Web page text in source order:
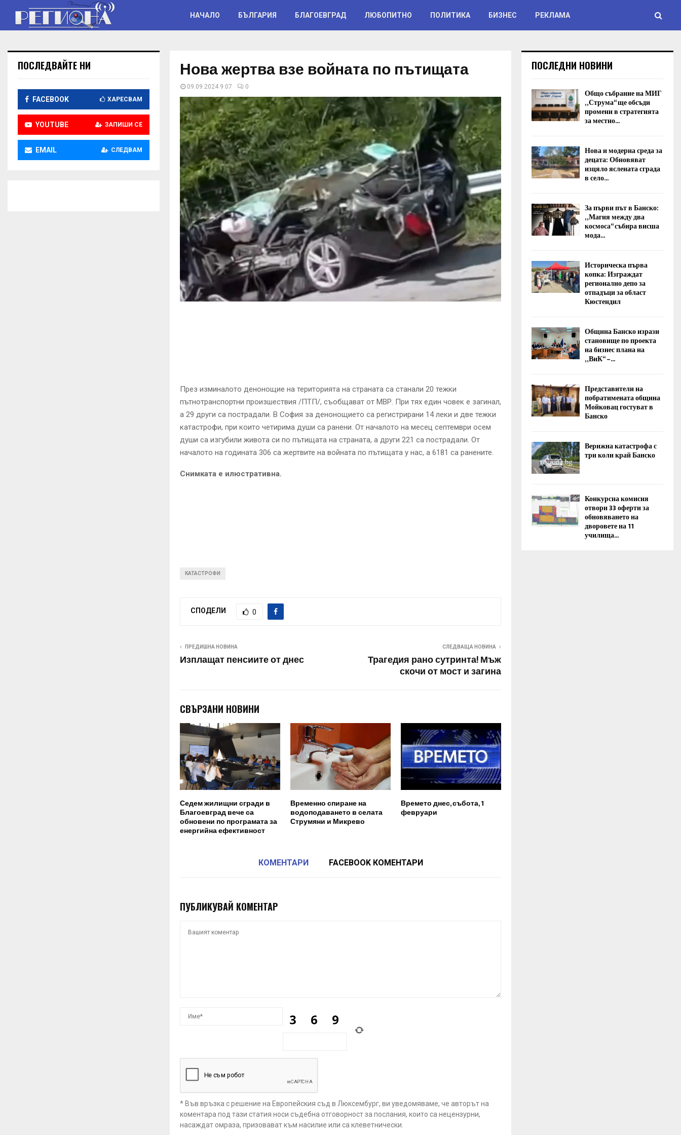
НАЧАЛО БЪЛГАРИЯ БЛАГОЕВГРАД ЛЮБОПИТНО ПОЛИТИКА БИЗНЕС РЕКЛАМА
Нова жертва взе войната по пътищата
09.09.2024 9:07 0
През изминалото денонощие на територията на страната са станали 20 тежки
пътнотранспортни произшествия /ПТП/, съобщават от МВР. При тях един човек е загинал,
а 29 други са пострадали. В София за денонощието са регистрирани 14 леки и две тежки
катастрофи, при които четирима души са ранени. От началото на месец септември осем
души са изгубили живота си по пътищата на страната, а други 221 са пострадали. От
началото на годината 306 са жертвите на войната по пътищата у нас, а 6181 са ранените.
Снимката е илюстративна.
КАТАСТРОФИ
СПОДЕЛИ 0
ПРЕДИШНА НОВИНА
Изплащат пенсиите от днес
СЛЕДВАЩА НОВИНА
Трагедия рано сутринта! Мъж
скочи от мост и загина
СВЪРЗАНИ НОВИНИ
Седем жилищни сгради в
Благоевград вече са
обновени по програмата за
енергийна ефективност
Временно спиране на
водоподаването в селата
Струмяни и Микрево
Времето днес, събота, 1
февруари
КОМЕНТАРИ FACEBOOK КОМЕНТАРИ
ПУБЛИКУВАЙ КОМЕНТАР
* Във връзка с решение на Европейския съд в Люксембург, ви уведомяваме, че авторът на
коментара под тази статия носи съдебна отговорност за послания, които са нецензурни,
насаждат омраза, призовават към насилие или са клеветнически.
ПОСЛЕДВАЙТЕ НИ
FACEBOOK ХАРЕСВАМ
YOUTUBE ЗАПИШИ СЕ
EMAIL СЛЕДВАМ
ПОСЛЕДНИ НОВИНИ
Общо събрание на МИГ
„Струма“ ще обсъди
промени в стратегията
за местно...
Нова и модерна среда за
децата: Обновяват
изцяло яслената сграда
в село...
За първи път в Банско:
„Магия между два
космоса“ събира висша
мода...
Историческа първа
копка: Изграждат
регионално депо за
отпадъци за област
Кюстендил
Община Банско изрази
становище по проекта
на бизнес плана на
„ВиК“ –...
Представители на
побратимената община
Мойковац гостуват в
Банско
Верижна катастрофа с
три коли край Банско
Конкурсна комисия
отвори 33 оферти за
обновяването на
дворовете на 11
училища...